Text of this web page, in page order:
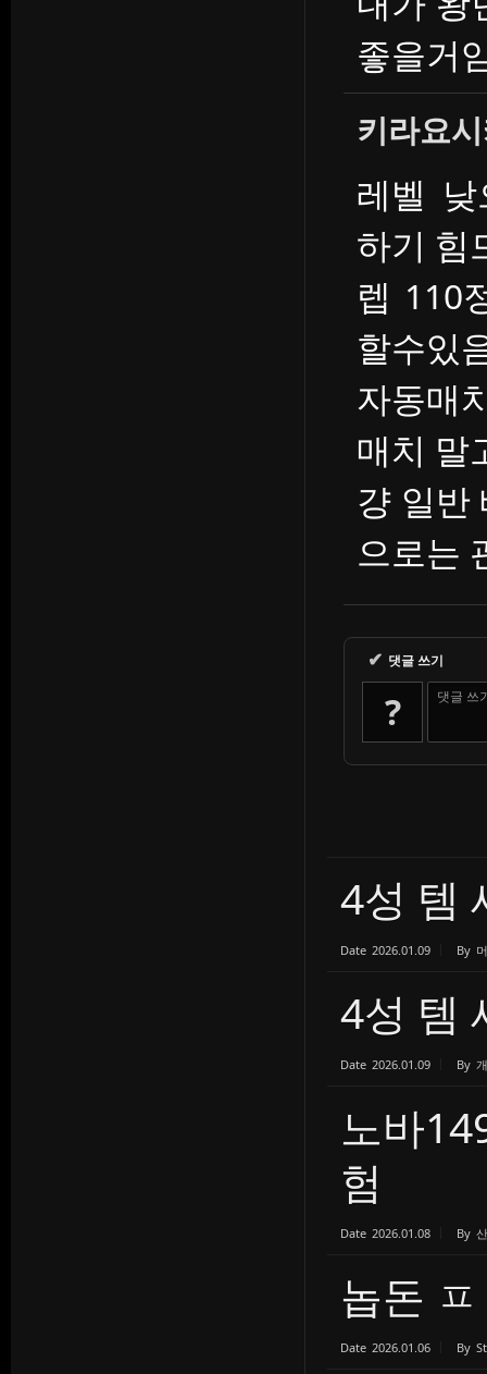
좋을거
키라요
레벨
하기 힘
렙 110
할수있
자동매
매치 말
걍 일반
으로는
✔ 댓글 쓰기
? 댓글 쓰
4성 템
Date 2026.01.09 By
4성 템
Date 2026.01.09 By
노바
험
Date 2026.01.08 By
놉돈 ㅍ
Date 2026.01.06 By